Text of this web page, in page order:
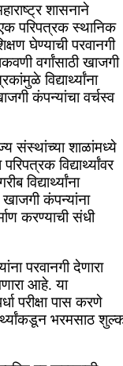
शासनाने
परिपत्रक स्थानिक
घेण्याची परवानगी
वर्गांसाठी खाजगी
विद्यार्थ्यांना
कंपन्यांचा वर्चस्व
संस्थांच्या शाळांमध्ये
विद्यार्थ्यांवर
विद्यार्थ्यांना
कंपन्यांना
करण्याची संधी
परवानगी देणारा
आहे. या
परीक्षा पास करणे
भरमसाठ